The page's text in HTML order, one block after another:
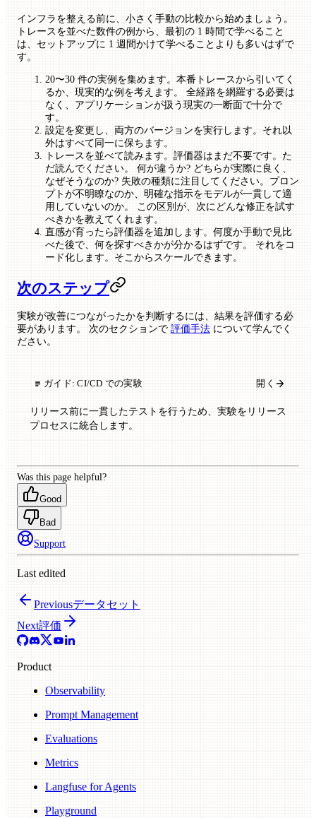
インフラを整える前に、小さく手動の比較から始めましょう。
トレースを並べた数件の例から、最初の 1 時間で学べること
は、セットアップに 1 週間かけて学べることよりも多いはずで
す。
20〜30 件の実例を集めます。本番トレースから引いてく
るか、現実的な例を考えます。 全経路を網羅する必要は
なく、アプリケーションが扱う現実の一断面で十分で
す。
設定を変更し、両方のバージョンを実行します。それ以
外はすべて同一に保ちます。
トレースを並べて読みます。評価器はまだ不要です。た
だ読んでください。 何が違うか? どちらが実際に良く、
なぜそうなのか? 失敗の種類に注目してください。プロン
プトが不明瞭なのか、明確な指示をモデルが一貫して適
用していないのか。 この区別が、次にどんな修正を試す
べきかを教えてくれます。
直感が育ったら評価器を追加します。何度か手動で見比
べた後で、何を探すべきかが分かるはずです。 それをコ
ード化します。そこからスケールできます。
次のステップ
実験が改善につながったかを判断するには、結果を評価する必
要があります。 次のセクションで 評価手法 について学んでく
ださい。
ガイド: CI/CD での実験 開く
リリース前に一貫したテストを行うため、実験をリリース
プロセスに統合します。
Was this page helpful?
Good
Bad
Support
Last edited
Previousデータセット
Next評価
Product
Observability
Prompt Management
Evaluations
Metrics
Langfuse for Agents
Playground